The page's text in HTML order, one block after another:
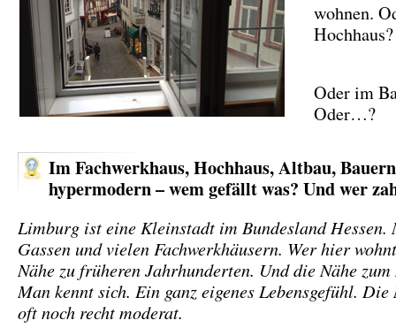
wohnen.
Hochhaus?
Oder im
Oder…?
Im Fachwerkhaus, Hochhaus, Altbau,
hypermodern – wem gefällt was? Und wer
Limburg ist eine Kleinstadt im Bundesland Hessen.
Gassen und vielen Fachwerkhäusern. Wer hier
Nähe zu früheren Jahrhunderten. Und die Nähe
Man kennt sich. Ein ganz eigenes Lebensgefühl.
oft noch recht moderat.